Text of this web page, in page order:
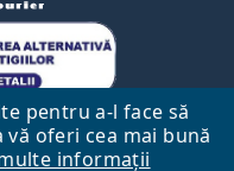
pentru a-l face să
oferi cea mai bună
informații